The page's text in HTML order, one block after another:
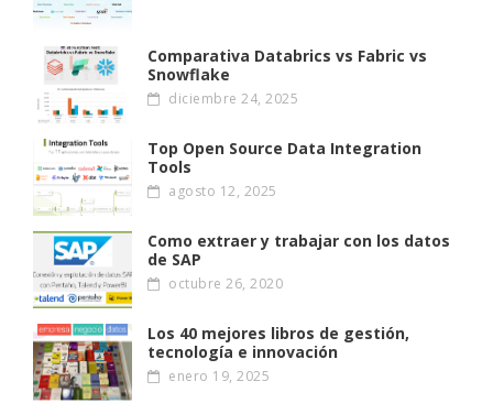
Comparativa Databrics vs Fabric vs
Snowflake
diciembre 24, 2025
Top Open Source Data Integration
Tools
agosto 12, 2025
Como extraer y trabajar con los datos
de SAP
octubre 26, 2020
Los 40 mejores libros de gestión,
tecnología e innovación
enero 19, 2025